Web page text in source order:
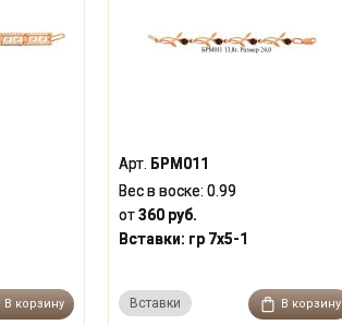
В корзину
Арт. БРМ011
Вес в воске:0.99
от360 руб.
Вставки: гр 7x5-1
Вставки В корзину